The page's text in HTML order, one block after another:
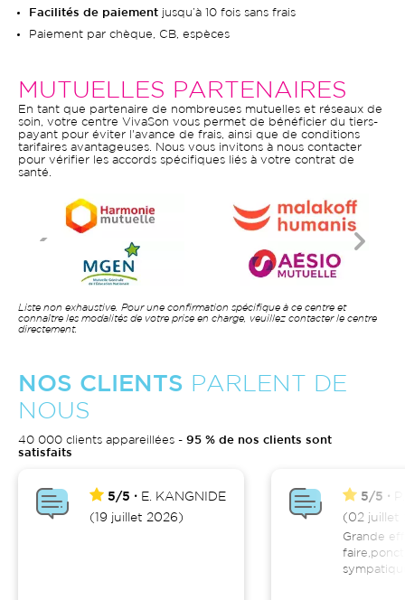
Facilités de paiement jusqu’à 10 fois sans frais
Paiement par chèque, CB, espèces
MUTUELLES PARTENAIRES
En tant que partenaire de nombreuses mutuelles et réseaux de
soin, votre centre VivaSon vous permet de bénéficier du tiers-
payant pour éviter l'avance de frais, ainsi que de conditions
tarifaires avantageuses. Nous vous invitons à nous contacter
pour vérifier les accords spécifiques liés à votre contrat de
santé.
Liste non exhaustive. Pour une confirmation spécifique à ce centre et
connaître les modalités de votre prise en charge, veuillez contacter le centre
directement.
NOS CLIENTS PARLENT DE
NOUS
40 000 clients appareillées - 95 % de nos clients sont
satisfaits
5/5 E.
KANGNIDE
(19 juillet 2026)
5/5
(02 juillet
Grande